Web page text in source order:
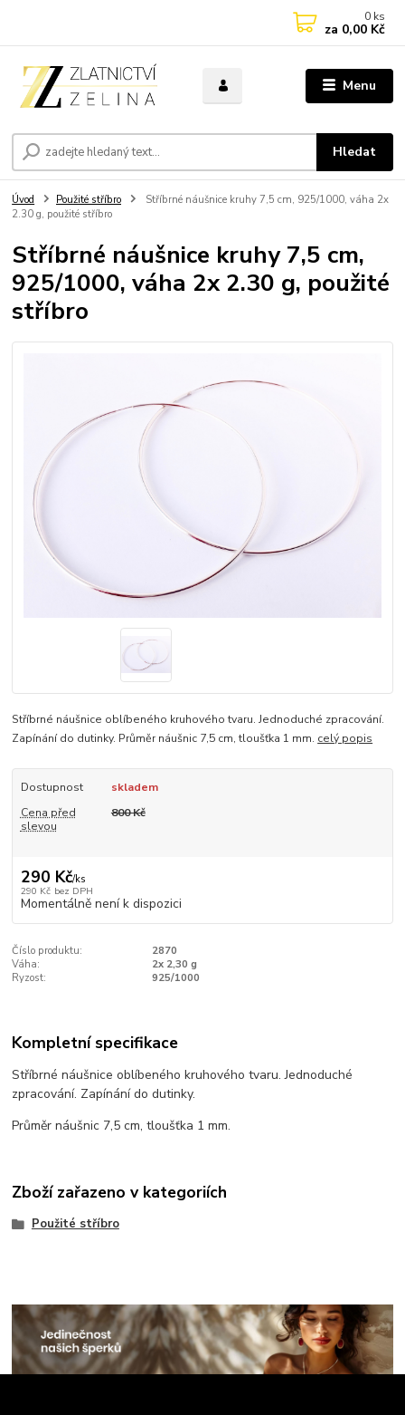
Menu
Hledat
0 ks
za 0,00 Kč
Úvod Použité stříbro
Stříbrné náušnice kruhy 7,5 cm, 925/1000, váha 2x
2.30 g, použité stříbro
Stříbrné náušnice kruhy 7,5 cm,
925/1000, váha 2x 2.30 g, použité
stříbro
Stříbrné náušnice oblíbeného kruhového tvaru. Jednoduché zpracování.
Zapínání do dutinky. Průměr náušnic 7,5 cm, tloušťka 1 mm. celý popis
Dostupnost
skladem
Cena před
slevou
800 Kč
290 Kč/ks
290 Kč bez DPH
Momentálně není k dispozici
Číslo produktu:
2870
Váha:
2x 2,30 g
Ryzost:
925/1000
Kompletní specifikace
Stříbrné náušnice oblíbeného kruhového tvaru. Jednoduché
zpracování. Zapínání do dutinky.
Průměr náušnic 7,5 cm, tloušťka 1 mm.
Zboží zařazeno v kategoriích
Použité stříbro